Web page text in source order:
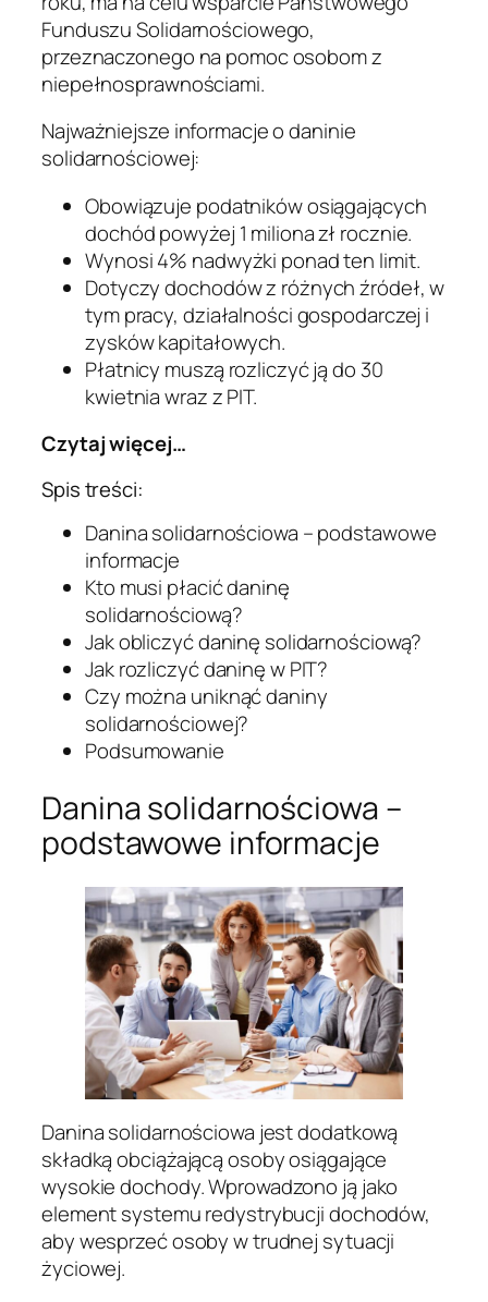
Funduszu Solidarnościowego,
przeznaczonego na pomoc osobom z
niepełnosprawnościami.
Najważniejsze informacje o daninie
solidarnościowej:
Obowiązuje podatników osiągających
dochód powyżej 1 miliona zł rocznie.
Wynosi 4% nadwyżki ponad ten limit.
Dotyczy dochodów z różnych źródeł, w
tym pracy, działalności gospodarczej i
zysków kapitałowych.
Płatnicy muszą rozliczyć ją do 30
kwietnia wraz z PIT.
Czytaj więcej…
Spis treści:
Danina solidarnościowa – podstawowe
informacje
Kto musi płacić daninę
solidarnościową?
Jak obliczyć daninę solidarnościową?
Jak rozliczyć daninę w PIT?
Czy można uniknąć daniny
solidarnościowej?
Podsumowanie
Danina solidarnościowa –
podstawowe informacje
Danina solidarnościowa jest dodatkową
składką obciążającą osoby osiągające
wysokie dochody. Wprowadzono ją jako
element systemu redystrybucji dochodów,
aby wesprzeć osoby w trudnej sytuacji
życiowej.